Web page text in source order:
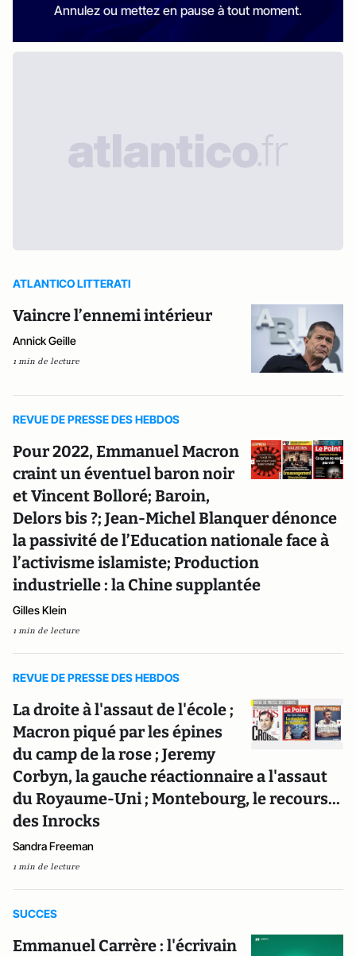
Annulez ou mettez en pause à tout moment.
ATLANTICO LITTERATI
Vaincre l’ennemi intérieur
Annick Geille
1 min de lecture
REVUE DE PRESSE DES HEBDOS
Pour 2022, Emmanuel Macron
craint un éventuel baron noir
et Vincent Bolloré; Baroin,
Delors bis ?; Jean-Michel Blanquer dénonce
la passivité de l’Education nationale face à
l’activisme islamiste; Production
industrielle : la Chine supplantée
Gilles Klein
1 min de lecture
REVUE DE PRESSE DES HEBDOS
La droite à l'assaut de l'école ;
Macron piqué par les épines
du camp de la rose ; Jeremy
Corbyn, la gauche réactionnaire a l'assaut
du Royaume-Uni ; Montebourg, le recours...
des Inrocks
Sandra Freeman
1 min de lecture
SUCCES
Emmanuel Carrère : l'écrivain